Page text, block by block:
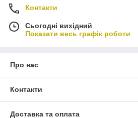
Контакти
Сьогодні вихідний
Показати весь графік роботи
Про нас
Контакти
Доставка та оплата